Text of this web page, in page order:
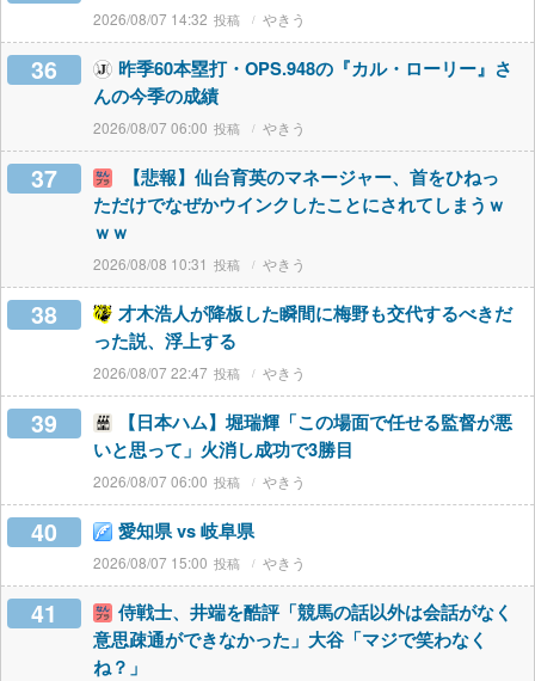
2026/08/07 14:32 やきう
36
昨季60本塁打・OPS.948の『カル・ローリー』さ
んの今季の成績
2026/08/07 06:00 やきう
37
【悲報】仙台育英のマネージャー、首をひねっ
ただけでなぜかウインクしたことにされてしまうｗ
ｗｗ
2026/08/08 10:31 やきう
38
才木浩人が降板した瞬間に梅野も交代するべきだ
った説、浮上する
2026/08/07 22:47 やきう
39
【日本ハム】堀瑞輝「この場面で任せる監督が悪
いと思って」火消し成功で3勝目
2026/08/07 06:00 やきう
40 愛知県 vs 岐阜県
2026/08/07 15:00 やきう
41
侍戦士、井端を酷評「競馬の話以外は会話がなく
意思疎通ができなかった」大谷「マジで笑わなく
ね？」